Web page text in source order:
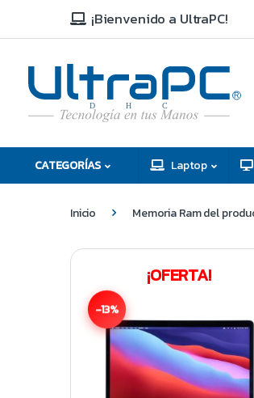
¡Bienvenido a UltraPC!
C
H
D
R
CATEGORÍAS Laptop
Inicio Memoria Ram del
¡OFERTA!
-13%